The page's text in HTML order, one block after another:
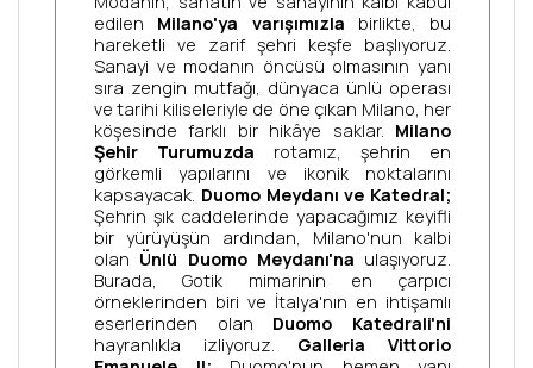
edilen Milano'ya varışımızla birlikte, bu
hareketli ve zarif şehri keşfe başlıyoruz.
Sanayi ve modanın öncüsü olmasının yanı
sıra zengin mutfağı, dünyaca ünlü operası
ve tarihi kiliseleriyle de öne çıkan Milano, her
köşesinde farklı bir hikâye saklar. Milano
Şehir Turumuzda rotamız, şehrin en
görkemli yapılarını ve ikonik noktalarını
kapsayacak. Duomo Meydanı ve Katedral;
Şehrin şık caddelerinde yapacağımız keyifli
bir yürüyüşün ardından, Milano'nun kalbi
olan Ünlü Duomo Meydanı'na ulaşıyoruz.
Burada, Gotik mimarinin en çarpıcı
örneklerinden biri ve İtalya'nın en ihtişamlı
eserlerinden olan Duomo Katedrali'ni
hayranlıkla izliyoruz. Galleria Vittorio